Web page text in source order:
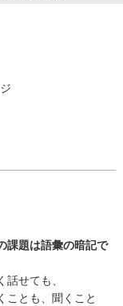
課題は語彙の暗記で
せても、
ことも、聞くこと